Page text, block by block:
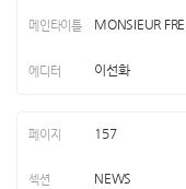
MONSIEUR
이선화
157
NEWS